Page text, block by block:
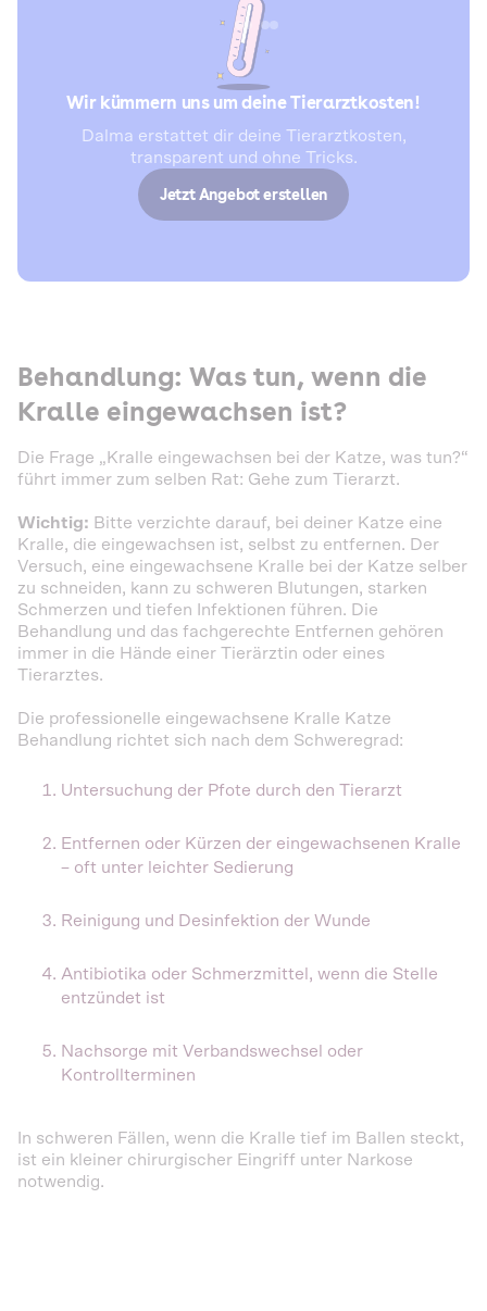
Wir kümmern uns um deine Tierarztkosten!
Dalma erstattet dir deine Tierarztkosten,
transparent und ohne Tricks.
Jetzt Angebot erstellen
Behandlung: Was tun, wenn die
Kralle eingewachsen ist?
Die Frage „Kralle eingewachsen bei der Katze, was tun?“
führt immer zum selben Rat: Gehe zum Tierarzt.
Wichtig: Bitte verzichte darauf, bei deiner Katze eine
Kralle, die eingewachsen ist, selbst zu entfernen. Der
Versuch, eine eingewachsene Kralle bei der Katze selber
zu schneiden, kann zu schweren Blutungen, starken
Schmerzen und tiefen Infektionen führen. Die
Behandlung und das fachgerechte Entfernen gehören
immer in die Hände einer Tierärztin oder eines
Tierarztes.
Die professionelle eingewachsene Kralle Katze
Behandlung richtet sich nach dem Schweregrad:
Untersuchung der Pfote durch den Tierarzt
Entfernen oder Kürzen der eingewachsenen Kralle
– oft unter leichter Sedierung
Reinigung und Desinfektion der Wunde
Antibiotika oder Schmerzmittel, wenn die Stelle
entzündet ist
Nachsorge mit Verbandswechsel oder
Kontrollterminen
In schweren Fällen, wenn die Kralle tief im Ballen steckt,
ist ein kleiner chirurgischer Eingriff unter Narkose
notwendig.